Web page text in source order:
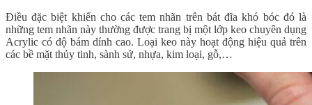
Điều đặc biệt khiến cho các tem nhãn trên bát đĩa khó bóc đó là
những tem nhãn này thường được trang bị một lớp keo chuyên dụng
Acrylic có độ bám dính cao. Loại keo này hoạt động hiệu quả trên
các bề mặt thủy tinh, sành sứ, nhựa, kim loại, gỗ,…